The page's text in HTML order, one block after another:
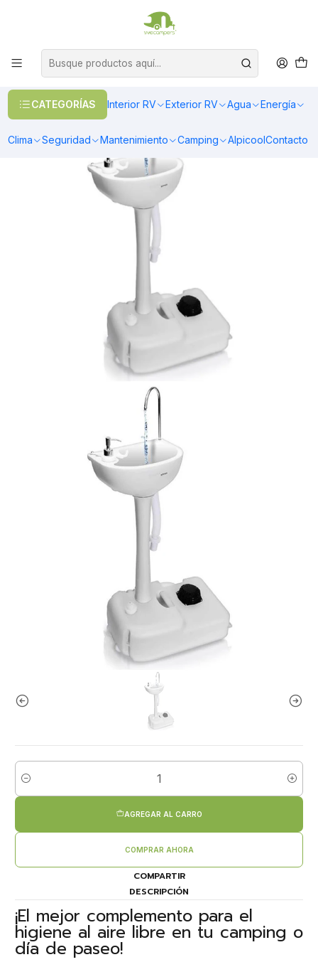
CATEGORÍAS Interior RV Exterior RV Agua Energía
Clima Seguridad Mantenimiento Camping AlpicoolContacto
OFERTAS EN CALEFACCIÓN DIESEL
Lavamanos Portátil para camping ViveCampers
Cantidad
AGREGAR AL CARRO
COMPRAR AHORA
COMPARTIR
DESCRIPCIÓN
¡El mejor complemento para el
higiene al aire libre en tu camping o
día de paseo!